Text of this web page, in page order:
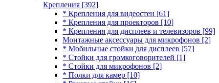
Крепления [392]
* Крепления для видеостен [61]
* Крепления для проекторов [10]
* Крепления для дисплеев и телевизоров [99]
Монтажные аксессуары для микрофонов [2]
* Мобильные стойки для дисплеев [57]
* Стойки для громкоговорителей [1]
* Стойки для микрофонов [2]
* Полки для камер [10]